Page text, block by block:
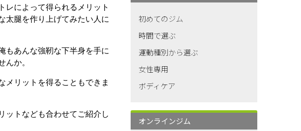
レによって得られるメリット
太腿を作り上げてみたい人に
もあんな強靭な下半身を手に
んか。
メリットを得ることもできま
ットなども合わせてご紹介し
初めてのジム
時間で選ぶ
運動種別から選ぶ
女性専用
ボディケア
オンラインジム